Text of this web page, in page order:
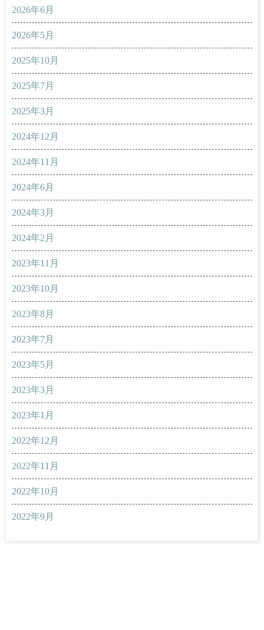
2026年6月
2026年5月
2025年10月
2025年7月
2025年3月
2024年12月
2024年11月
2024年6月
2024年3月
2024年2月
2023年11月
2023年10月
2023年8月
2023年7月
2023年5月
2023年3月
2023年1月
2022年12月
2022年11月
2022年10月
2022年9月